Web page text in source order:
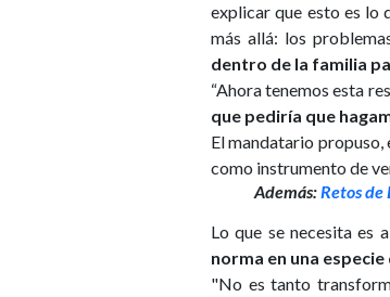
explicar que esto es lo
más allá: los
dentro de la familia
“Ahora tenemos esta
que pediría que
El mandatario propuso,
como instrumento de
Además:Retos de
Lo que se necesita es
norma en una
"No es tanto